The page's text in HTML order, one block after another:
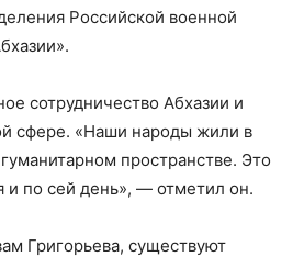
Российской военной
сотрудничество Абхазии и
сфере. «Наши народы жили в
пространстве. Это
и по сей день», — отметил он.
Григорьева, существуют